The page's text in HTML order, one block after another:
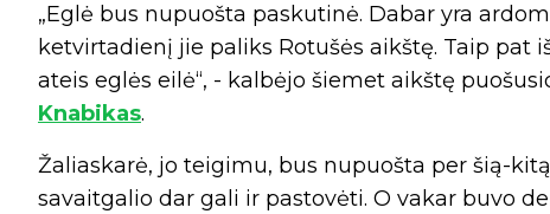
„Eglė bus nupuošta paskutinė. Dabar yra
ketvirtadienį jie paliks Rotušės aikštę. Taip pat
ateis eglės eilė“, - kalbėjo šiemet aikštę
Knabikas.
Žaliaskarė, jo teigimu, bus nupuošta per šią-
savaitgalio dar gali ir pastovėti. O vakar buvo